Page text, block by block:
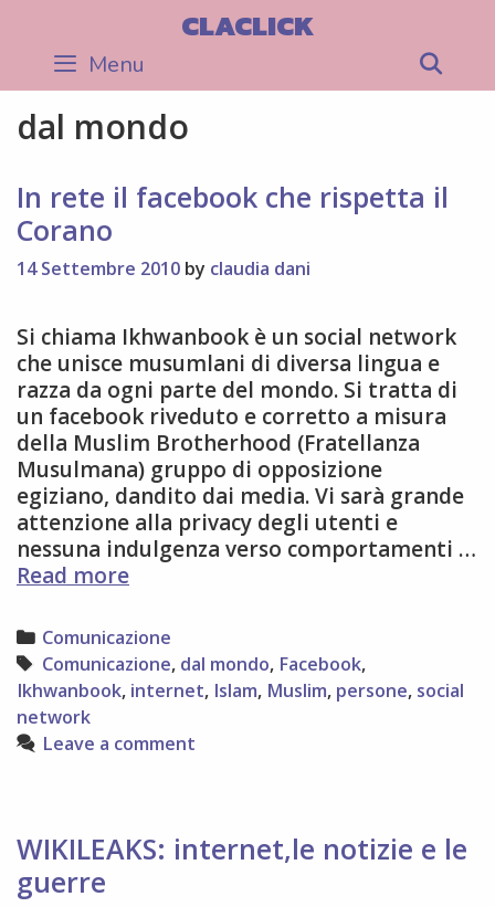
content
CLACLICK
Menu
dal mondo
In rete il facebook che rispetta il
Corano
14 Settembre 2010 by claudia dani
Si chiama Ikhwanbook è un social network
che unisce musumlani di diversa lingua e
razza da ogni parte del mondo. Si tratta di
un facebook riveduto e corretto a misura
della Muslim Brotherhood (Fratellanza
Musulmana) gruppo di opposizione
egiziano, dandito dai media. Vi sarà grande
attenzione alla privacy degli utenti e
nessuna indulgenza verso comportamenti …
Read moreIn
il
facebook
che
rispetta
il
Corano
Categories
Comunicazione
Tags
Comunicazione, dal mondo, Facebook,
Ikhwanbook, internet, Islam, Muslim, persone, social
network
Leave a comment
WIKILEAKS: internet,le notizie e le
guerre